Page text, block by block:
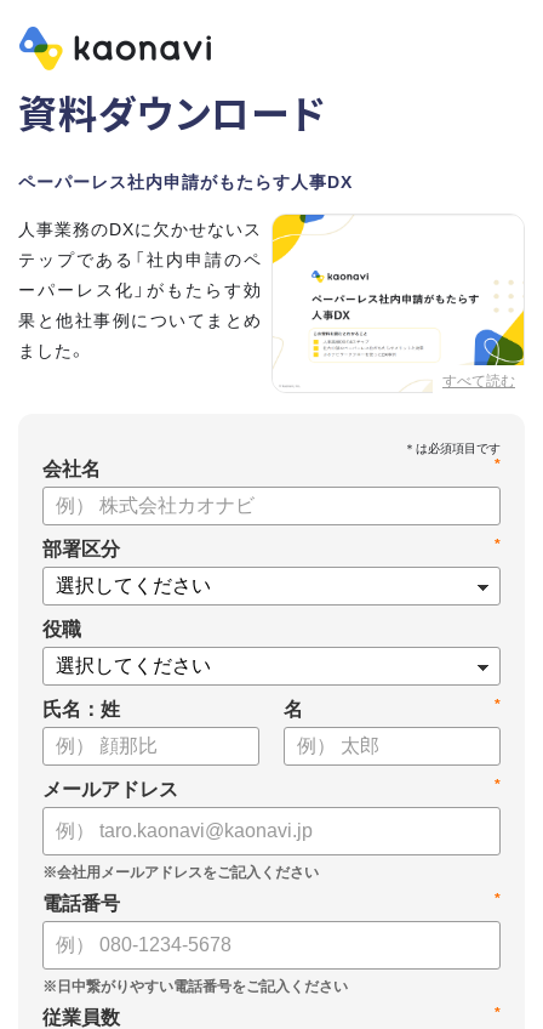
資料ダウンロード
ペーパーレス社内申請がもたらす人事DX
すべて読む
人事業務のDXに欠かせないス
テップである「社内申請のペ
ーパーレス化」がもたらす効
果と他社事例についてまとめ
ました。
・ペーパーレス社内申請がもたらすメリット
・カオナビワークフローでペーパーレス社内申請
人事業務DX推進状況の確認にもあわせてご活用ください。
*
会社名
*
部署区分
役職
氏名：姓 *
名
*
メールアドレス
*
電話番号
*
従業員数